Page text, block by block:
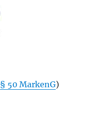
§ 50 MarkenG)